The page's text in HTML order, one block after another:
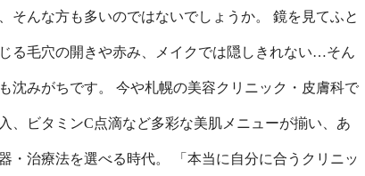
そんな方も多いのではないでしょうか。 鏡を見てふと
る毛穴の開きや赤み、メイクでは隠しきれない…そん
沈みがちです。 今や札幌の美容クリニック・皮膚科で
、ビタミンC点滴など多彩な美肌メニューが揃い、あ
・治療法を選べる時代。 「本当に自分に合うクリニッ